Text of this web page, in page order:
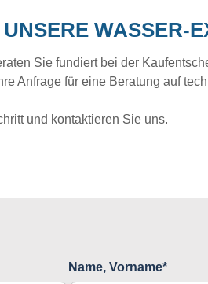
WASSER-
Sie fundiert bei der
Anfrage für eine Beratung auf
und kontaktieren Sie uns.
Name, Vorname*